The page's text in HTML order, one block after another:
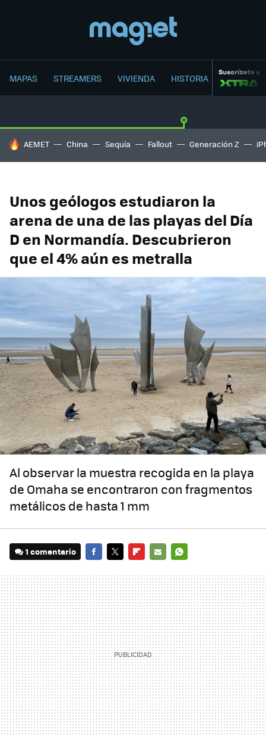
MAPAS STREAMERS VIVIENDA HISTORIA Suscríbete a
HOY SE HABLA DE
AEMET China Sequía Fallout Generación Z
Unos geólogos estudiaron la
arena de una de las playas del Día
D en Normandía. Descubrieron
que el 4% aún es metralla
Al observar la muestra recogida en la playa
de Omaha se encontraron con fragmentos
metálicos de hasta 1 mm
1 comentario
MAIL